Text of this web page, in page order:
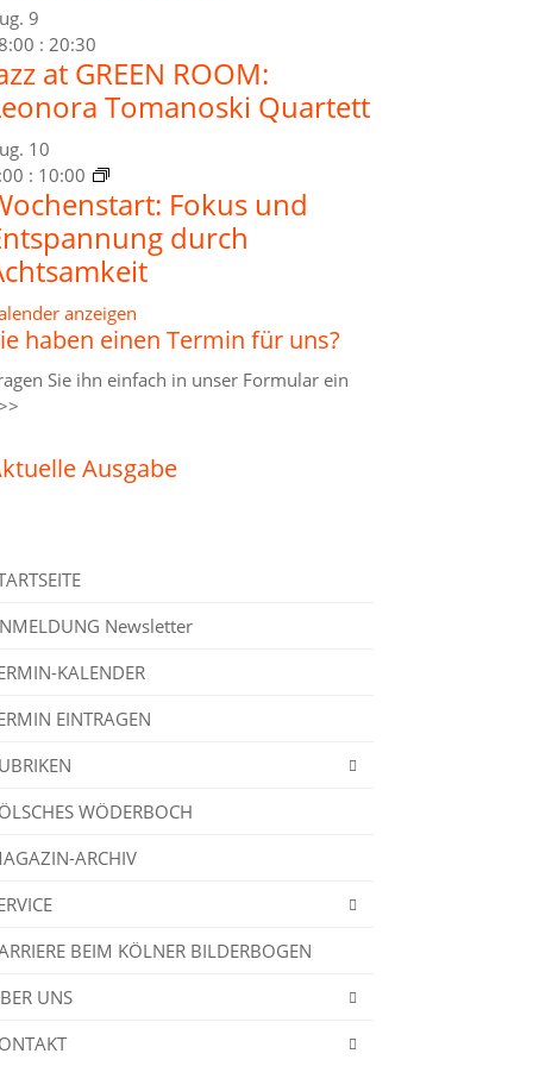
9
: 20:30
at GREEN ROOM:
Tomanoski Quartett
10
: 10:00
Fokus und
durch
anzeigen
haben einen Termin für uns?
Sie ihn einfach in unser Formular ein
Ausgabe
Newsletter
KALENDER
EINTRAGEN
WÖDERBOCH
ARCHIV
BEIM KÖLNER BILDERBOGEN
UNS